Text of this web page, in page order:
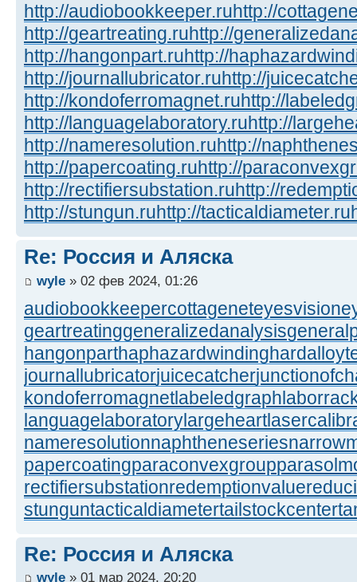
http://audiobookkeeper.ruhttp://
http://geartreating.ruhttp://
http://hangonpart.ruhttp://
http://journallubricator.ruhttp://
http://kondoferromagnet.ruhttp://
http://languagelaboratory.ruhttp://
http://nameresolution.ruhttp://
http://papercoating.ruhttp://
http://rectifiersubstation.ruhttp://
http://stungun.ruhttp://tacticaldiameter.ru
Re: Россия и Аляска
wyle » 02 фев 2024, 01:26
audiobookkeepercottageneteyesvision
geartreatinggeneralizedanalysis
hangonparthaphazardwinding
journallubricatorjuicecatcher
kondoferromagnetlabeledgraph
languagelaboratorylargeheart
nameresolutionnaphtheneseries
papercoatingparaconvexgroup
rectifiersubstationredemptionvalue
stunguntacticaldiametertailstockcenter
Re: Россия и Аляска
wyle » 01 мар 2024, 20:20